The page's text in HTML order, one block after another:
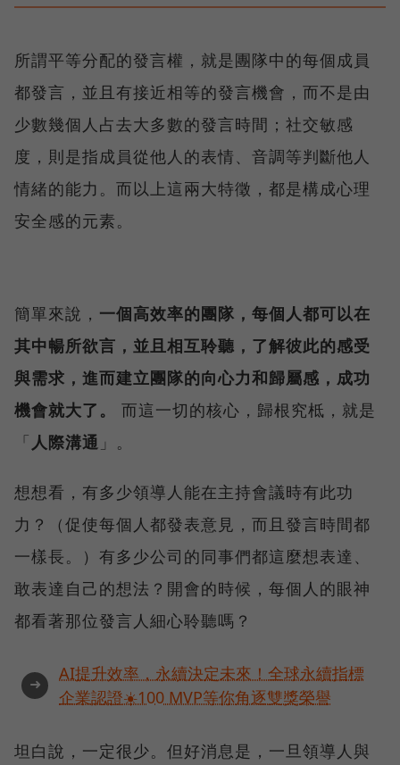
所謂平等分配的發言權，就是團隊中的每個成員
都發言，並且有接近相等的發言機會，而不是由
少數幾個人占去大多數的發言時間；社交敏感
度，則是指成員從他人的表情、音調等判斷他人
情緒的能力。而以上這兩大特徵，都是構成心理
安全感的元素。
簡單來說， 一個高效率的團隊，每個人都可以在
其中暢所欲言，並且相互聆聽，了解彼此的感受
與需求，進而建立團隊的向心力和歸屬感，成功
機會就大了。
而這一切的核心，歸根究柢，就是
「 人際溝通 」。
想想看，有多少領導人能在主持會議時有此功
力？（促使每個人都發表意見，而且發言時間都
一樣長。）有多少公司的同事們都這麼想表達、
敢表達自己的想法？開會的時候，每個人的眼神
都看著那位發言人細心聆聽嗎？
➜
AI提升效率，永續決定未來！全球永續指標
企業認證☀️100 MVP等你角逐雙獎榮譽
坦白說，一定很少。但好消息是，一旦領導人與